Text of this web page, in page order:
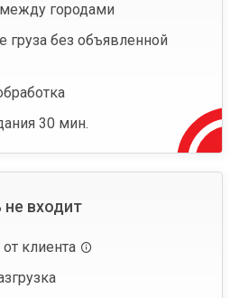
городами
груза без объявленной
30 мин.
входит
клиента